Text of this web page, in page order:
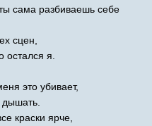
сама разбиваешь себе
сцен,
остался я.
это убивает,
краски ярче,